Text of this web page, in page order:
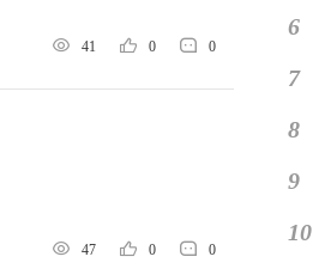
41 0 0
47 0 0
6
7
8
9
10